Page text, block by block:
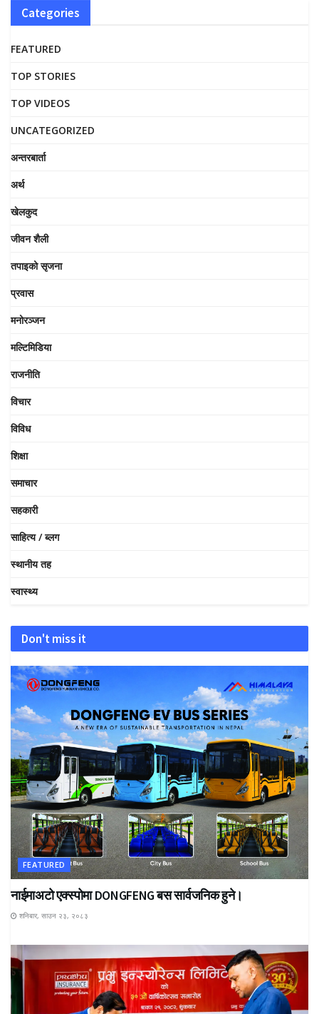
Categories
FEATURED
TOP STORIES
TOP VIDEOS
UNCATEGORIZED
अन्तरबार्ता
अर्थ
खेलकुद
जीवन शैली
तपाइको सृजना
प्रवास
मनोरञ्जन
मल्टिमिडिया
राजनीति
विचार
विविध
शिक्षा
समाचार
सहकारी
साहित्य / ब्लग
स्थानीय तह
स्वास्थ्य
Don't miss it
FEATURED
नाईमाअटो एक्स्पोमा DONGFENG बस सार्वजनिक हुने।
शनिबार, साउन २३, २०८३